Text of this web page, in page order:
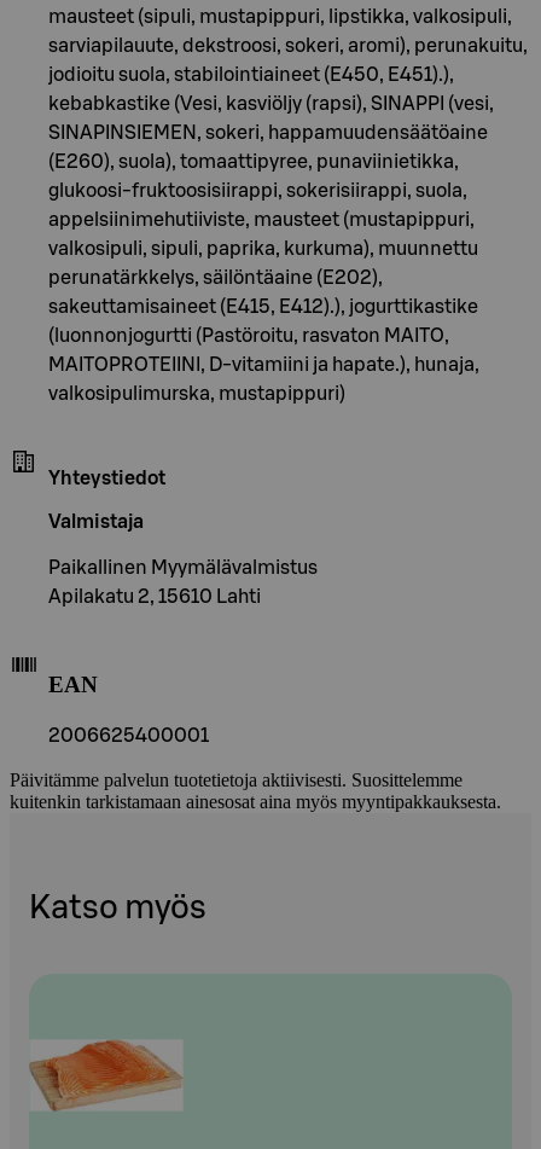
mausteet (sipuli, mustapippuri, lipstikka, valkosipuli,
sarviapilauute, dekstroosi, sokeri, aromi), perunakuitu,
jodioitu suola, stabilointiaineet (E450, E451).),
kebabkastike (Vesi, kasviöljy (rapsi), SINAPPI (vesi,
SINAPINSIEMEN, sokeri, happamuudensäätöaine
(E260), suola), tomaattipyree, punaviinietikka,
glukoosi-fruktoosisiirappi, sokerisiirappi, suola,
appelsiinimehutiiviste, mausteet (mustapippuri,
valkosipuli, sipuli, paprika, kurkuma), muunnettu
perunatärkkelys, säilöntäaine (E202),
sakeuttamisaineet (E415, E412).), jogurttikastike
(luonnonjogurtti (Pastöroitu, rasvaton MAITO,
MAITOPROTEIINI, D-vitamiini ja hapate.), hunaja,
valkosipulimurska, mustapippuri)
Yhteystiedot
Valmistaja
Paikallinen Myymälävalmistus
Apilakatu 2, 15610 Lahti
EAN
2006625400001
Päivitämme palvelun tuotetietoja aktiivisesti. Suosittelemme
kuitenkin tarkistamaan ainesosat aina myös myyntipakkauksesta.
Katso myös